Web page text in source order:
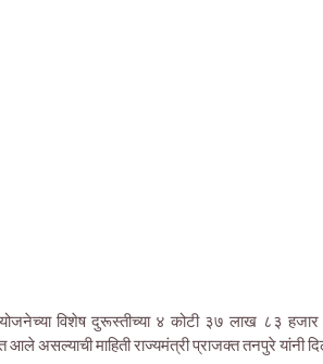
योजनेच्या विशेष दुरूस्तीच्या ४ कोटी ३७ लाख ८३
असल्याची माहिती राज्यमंत्री प्राजक्त तनपुरे यांनी